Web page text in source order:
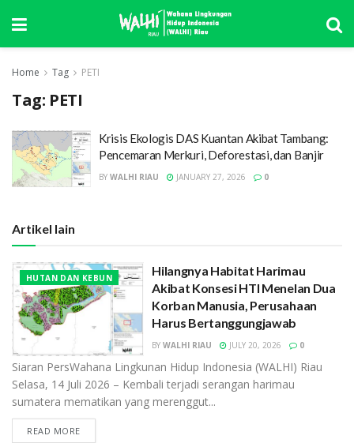
Home Tag PETI
Tag: PETI
Krisis Ekologis DAS Kuantan Akibat Tambang:
Pencemaran Merkuri, Deforestasi, dan Banjir
BY WALHI RIAU JANUARY 27, 2026 0
Artikel lain
HUTAN DAN KEBUN
Hilangnya Habitat Harimau
Akibat Konsesi HTI Menelan Dua
Korban Manusia, Perusahaan
Harus Bertanggungjawab
BY WALHI RIAU JULY 20, 2026 0
Siaran PersWahana Lingkunan Hidup Indonesia (WALHI) Riau
Selasa, 14 Juli 2026 – Kembali terjadi serangan harimau
sumatera mematikan yang merenggut...
READ MORE